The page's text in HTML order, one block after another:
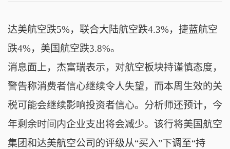
达美航空跌5%，联合大陆航空跌4.3%，捷蓝航空
跌4%，美国航空跌3.8%。
消息面上，杰富瑞表示，对航空板块持谨慎态度，
警告称消费者信心继续令人失望，而本周生效的关
税可能会继续影响投资者信心。分析师还预计，今
年剩余时间内企业支出将会减少。该行将美国航空
集团和达美航空公司的评级从“买入”下调至“持